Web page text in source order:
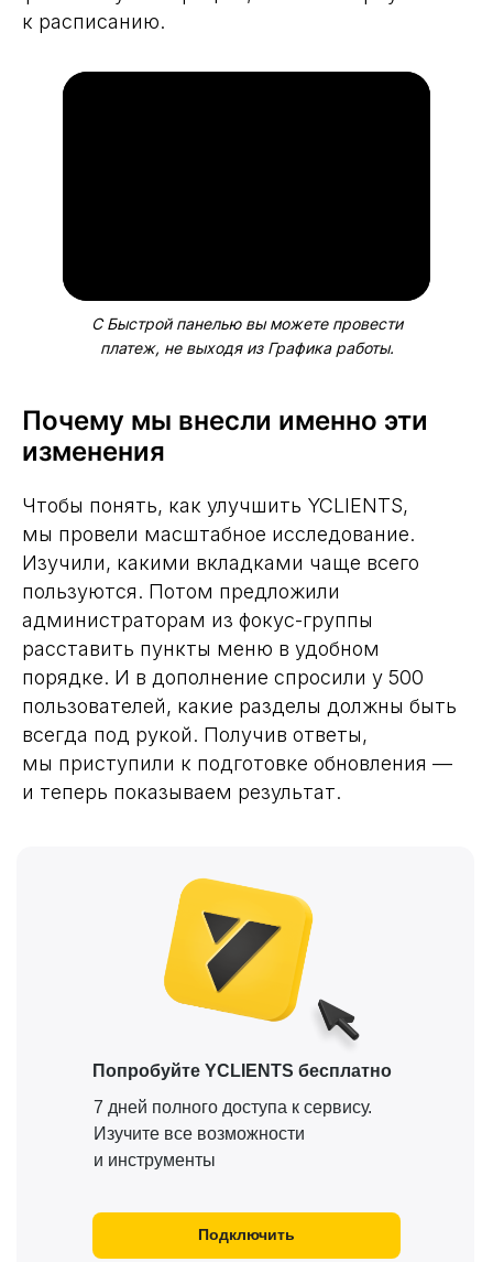
к расписанию.
С Быстрой панелью вы можете провести
платеж, не выходя из Графика работы.
Почему мы внесли именно эти
изменения
Чтобы понять, как улучшить YCLIENTS,
мы провели масштабное исследование.
Изучили, какими вкладками чаще всего
пользуются. Потом предложили
администраторам из фокус-группы
расставить пункты меню в удобном
порядке. И в дополнение спросили у 500
пользователей, какие разделы должны быть
всегда под рукой. Получив ответы,
мы приступили к подготовке обновления —
и теперь показываем результат.
Попробуйте YCLIENTS бесплатно
Подключить
7 дней полного доступа к сервису.
Изучите все возможности
и инструменты